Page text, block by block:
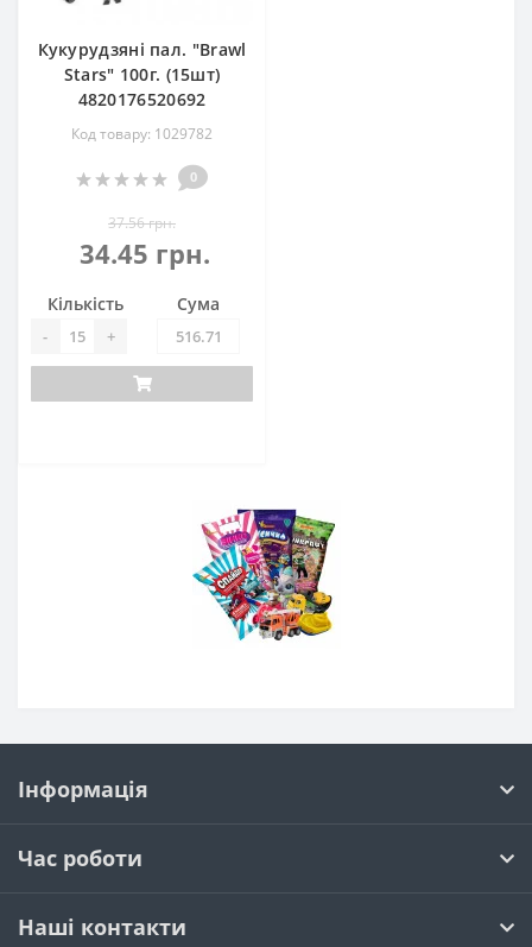
Кукурудзяні пал. "Brawl
Stars" 100г. (15шт)
4820176520692
Код товару: 1029782
0
37.56 грн.
34.45 грн.
Кількість
- +
Сума
Інформація
Час роботи
Наші контакти